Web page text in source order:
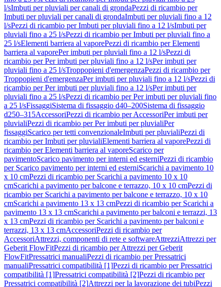
l/sImbuti per pluviali per canali di grondaPezzi di ricambio per
Imbuti per pluviali per canali di grondaImbuti per pluviali fino a 12
l/sPezzi di ricambio per Imbuti per pluviali fino a 12 l/sImbuti per
pluviali fino a 25 l/sPezzi di ricambio per Imbuti per pluviali fino a
25 l/sElementi barriera al vaporePezzi di ricambio per Elementi
barriera al vaporePer imbuti per pluviali fino a 12 l/sPezzi di
ricambio per Per imbuti per pluviali fino a 12 l/sPer imbuti per
pluviali fino a 25 l/sTroppopieni d'emergenzaPezzi di ricambio per
Troppopieni d'emergenzaPer imbuti per pluviali fino a 12 l/sPezzi di
ricambio per Per imbuti per pluviali fino a 12 l/sPer imbuti per
pluviali fino a 25 l/sPezzi di ricambio per Per imbuti per pluviali fino
a 25 l/sFissaggiSistema di fissaggio d40–200Sistema di fissaggio
d250–315AccessoriPezzi di ricambio per AccessoriPer imbuti per
pluvialiPezzi di ricambio per Per imbuti per pluvialiPer
fissaggiScarico per tetti convenzionaleImbuti per pluvialiPezzi di
ricambio per Imbuti per pluvialiElementi barriera al vaporePezzi di
ricambio per Elementi barriera al vaporeScarico per
pavimentoScarico pavimento per interni ed esterniPezzi di ricambio
per Scarico pavimento per interni ed esterniScarichi a pavimento 10
x 10 cmPezzi di ricambio per Scarichi a pavimento 10 x 10
cmScarichi a pavimento per balcone e terrazzo, 10 x 10 cmPezzi di
ricambio per Scarichi a pavimento per balcone e terrazzo, 10 x 10
cmScarichi a pavimento 13 x 13 cmPezzi di ricambio per Scarichi a
pavimento 13 x 13 cmScarichi a pavimento per balconi e terrazzi, 13
x 13 cmPezzi di ricambio per Scarichi a pavimento per balconi e
terrazzi, 13 x 13 cmAccessoriPezzi di ricambio per
AccessoriAttrezzi, componenti di rete e softwareAttrezziAttrezzi per
Geberit FlowFitPezzi di ricambio per Attrezzi per Geberit
FlowFitPressatrici manualiPezzi di ricambio per Pressatrici
manualiPressatrici compatibilità [1]Pezzi di ricambio per Pressatrici
compatibilità [1]Pressatrici compatibilità [2]Pezzi di ricambio per
Pressatrici compatibilità [2]Attrezzi per la lavorazione dei tubiPezzi